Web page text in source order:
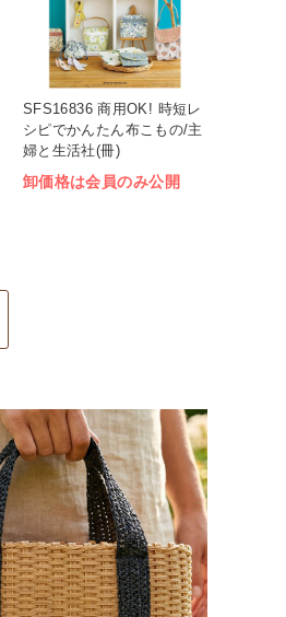
SFS16836 商用OK! 時短レ
シピでかんたん布こもの/主
婦と生活社(冊)
卸価格は会員のみ公開